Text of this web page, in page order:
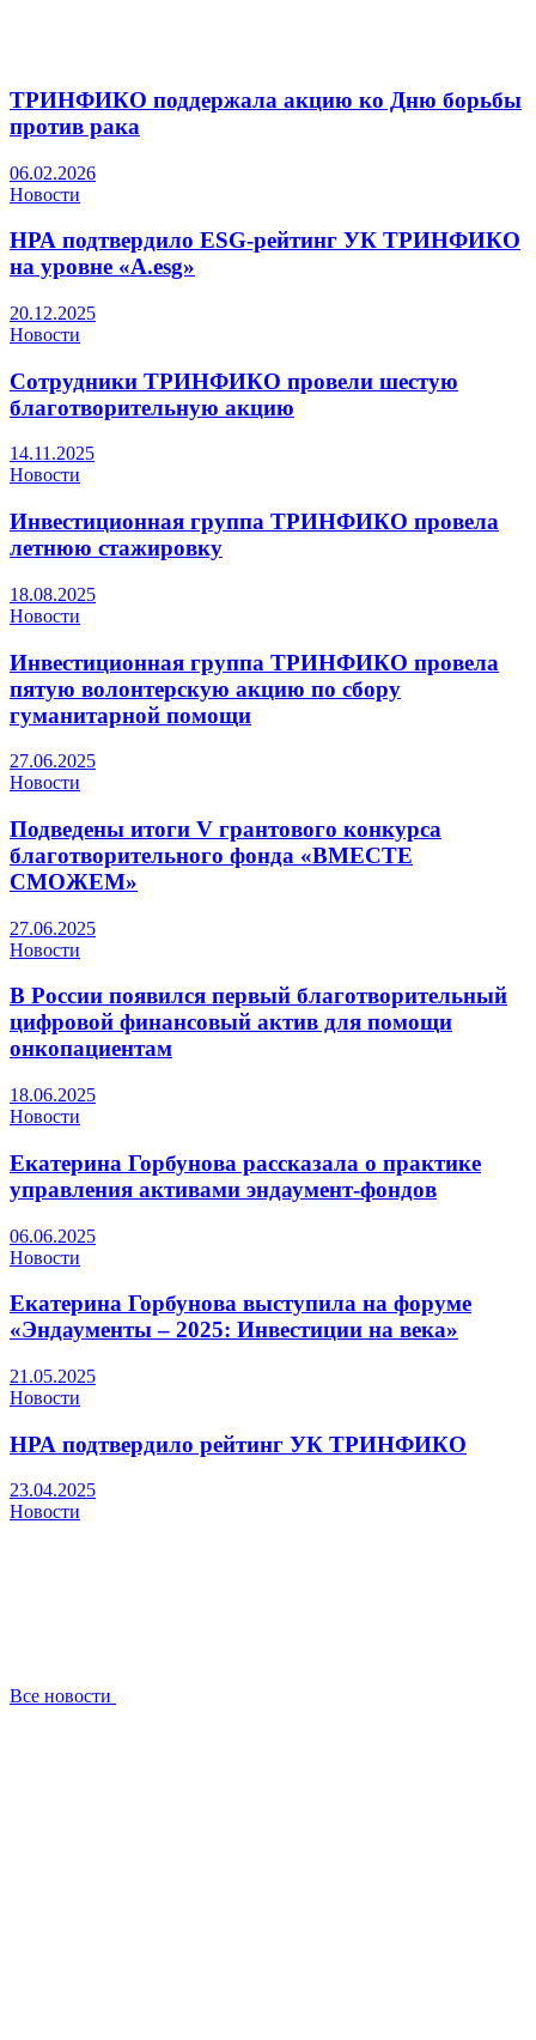
ТРИНФИКО поддержала акцию ко Дню борьбы
против рака
06.02.2026
Новости
НРА подтвердило ESG-рейтинг УК ТРИНФИКО
на уровне «A.esg»
20.12.2025
Новости
Сотрудники ТРИНФИКО провели шестую
благотворительную акцию
14.11.2025
Новости
Инвестиционная группа ТРИНФИКО провела
летнюю стажировку
18.08.2025
Новости
Инвестиционная группа ТРИНФИКО провела
пятую волонтерскую акцию по сбору
гуманитарной помощи
27.06.2025
Новости
Подведены итоги V грантового конкурса
благотворительного фонда «ВМЕСТЕ
СМОЖЕМ»
27.06.2025
Новости
В России появился первый благотворительный
цифровой финансовый актив для помощи
онкопациентам
18.06.2025
Новости
Екатерина Горбунова рассказала о практике
управления активами эндаумент-фондов
06.06.2025
Новости
Екатерина Горбунова выступила на форуме
«Эндаументы – 2025: Инвестиции на века»
21.05.2025
Новости
НРА подтвердило рейтинг УК ТРИНФИКО
23.04.2025
Новости
Все новости